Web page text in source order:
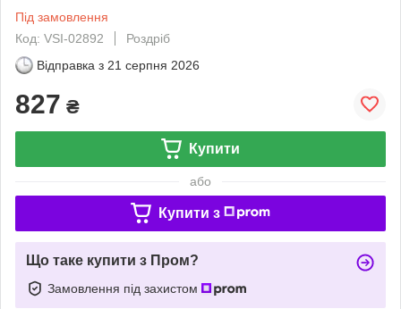
Під замовлення
Код: VSI-02892
Роздріб
Відправка з 21 серпня 2026
827 ₴
Купити
або
Купити з
Що таке купити з Пром?
Замовлення під захистом